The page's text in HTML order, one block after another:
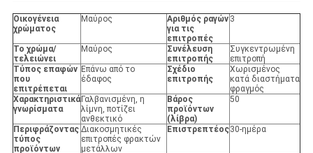
Οικογένεια
χρώματος
Μαύρος
Αριθμός ραγών
για τις
επιτροπές
3
Το χρώμα/
τελειώνει
Μαύρος
Συνέλευση
επιτροπής
Συγκεντρωμένη
επιτροπή
Τύπος επαφών
που
επιτρέπεται
Επάνω από το
έδαφος
Σχέδιο
επιτροπής
Χωρισμένος
κατά διαστήματα
φραγμός
Χαρακτηριστικά
γνωρίσματα
Γαλβανισμένη, η
λίμνη, ποτίζει
ανθεκτικό
Βάρος
προϊόντων
(λίβρα)
50
Περιφράζοντας
τύπος
προϊόντων
Διακοσμητικές
επιτροπές φρακτών
μετάλλων
Επιστρεπτέος30-ημέρα